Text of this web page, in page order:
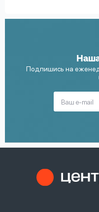
Подпишись на